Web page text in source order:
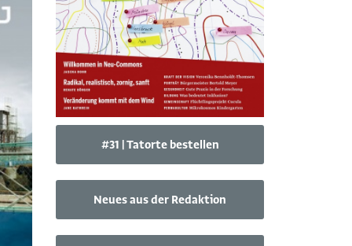
#31 | Tatorte bestellen
Neues aus der Redaktion